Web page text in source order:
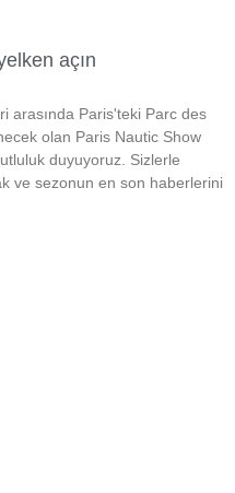
açın
arasında Paris'teki Parc des
olan Paris Nautic Show
duyuyoruz. Sizlerle
ve sezonun en son haberlerini